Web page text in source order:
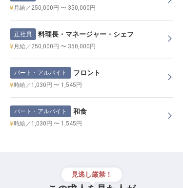
月給／250,000円 〜 350,000円
正社員 料理長・マネージャー・シェフ
月給／250,000円 〜 350,000円
パート・アルバイト フロント
時給／1,030円 〜 1,545円
パート・アルバイト 和食
時給／1,030円 〜 1,545円
見逃し厳禁！